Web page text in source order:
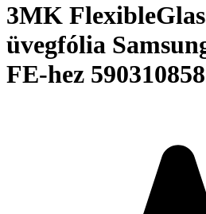
3MK
üvegfólia
FE-hez